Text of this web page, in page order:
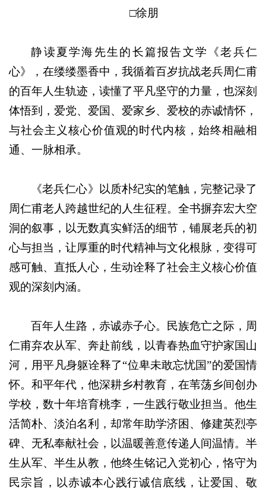
□徐朋
静读夏学海先生的长篇报告文学《老兵仁
心》，在缕缕墨香中，我循着百岁抗战老兵周仁甫
的百年人生轨迹，读懂了平凡坚守的力量，也深刻
体悟到，爱党、爱国、爱家乡、爱校的赤诚情怀，
与社会主义核心价值观的时代内核，始终相融相
通、一脉相承。
《老兵仁心》以质朴纪实的笔触，完整记录了
周仁甫老人跨越世纪的人生征程。全书摒弃宏大空
洞的叙事，以无数真实鲜活的细节，铺展老兵的初
心与担当，让厚重的时代精神与文化根脉，变得可
感可触、直抵人心，生动诠释了社会主义核心价值
观的深刻内涵。
百年人生路，赤诚赤子心。民族危亡之际，周
仁甫弃农从军、奔赴前线，以青春热血守护家国山
河，用平凡身躯诠释了“位卑未敢忘忧国”的爱国情
怀。和平年代，他深耕乡村教育，在苇荡乡间创办
学校，数十年培育桃李，一生践行敬业担当。他生
活简朴、淡泊名利，却常年助学济困、修建英烈亭
碑、无私奉献社会，以温暖善意传递人间温情。半
生从军、半生从教，他终生铭记入党初心，恪守为
民宗旨，以赤诚本心践行诚信底线，让爱国、敬